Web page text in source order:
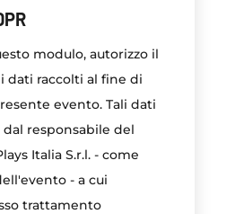
modulo, autorizzo il
dati raccolti al fine di
evento. Tali dati
responsabile del
Italia S.r.l. - come
- a cui
trattamento